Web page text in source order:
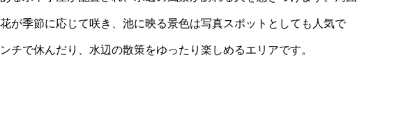
が季節に応じて咲き、池に映る景色は写真スポットとしても人気で
チで休んだり、水辺の散策をゆったり楽しめるエリアです。